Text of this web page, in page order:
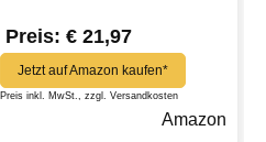
Preis: € 21,97
Jetzt auf Amazon kaufen*
Preis inkl. MwSt., zzgl. Versandkosten
Amazon